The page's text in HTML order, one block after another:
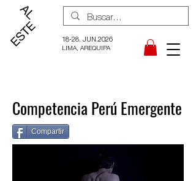
18-28. JUN.2026
LIMA, AREQUIPA
Competencia Perú Emergente
Compartir